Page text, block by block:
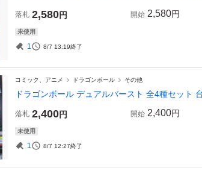
落札 2,580円 開始 2,580円
未使用
1 8/7 13:19終了
コミック、アニメ ドラゴンボール その他
ドラゴンボール デュアルバースト 全4種セット
落札 2,400円 開始 2,400円
未使用
1 8/7 12:27終了